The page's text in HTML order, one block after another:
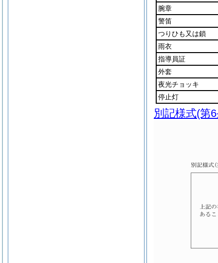
腕章
警笛
つりひも又は鎖
雨衣
指導員証
外套
夜光チョッキ
停止灯
別記様式(第